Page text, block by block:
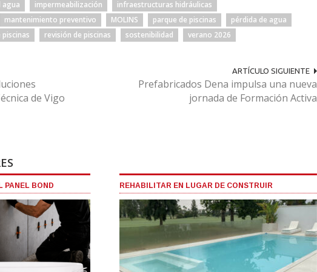
agua impermeabilización
infraestructuras hidráulicas
mantenimiento preventivo MOLINS parque de piscinas
pérdida de agua
revisión de piscinas sostenibilidad verano 2026
de Vigo
ARTÍCULO SIGUIENTE
Prefabricados Dena impulsa una nueva
jornada de Formación Activa
PANEL BOND REHABILITAR EN LUGAR DE CONSTRUIR